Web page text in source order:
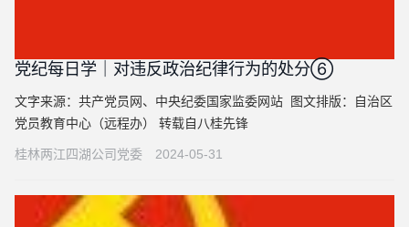
党纪每日学｜对违反政治纪律行为的处分⑥
文字来源：共产党员网、中央纪委国家监委网站 图文排版：自治区
党员教育中心（远程办） 转载自八桂先锋
桂林两江四湖公司党委 2024-05-31